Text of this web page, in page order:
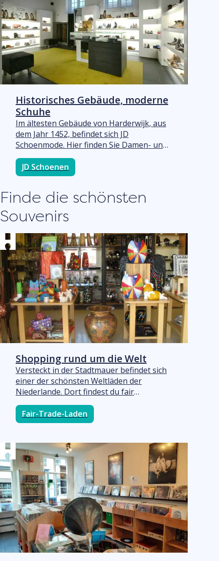
die beste Version deiner selbst wieder.
Historisches Gebäude, moderne
Schuhe
Im ältesten Gebäude von Harderwijk, aus
dem Jahr 1452, befindet sich JD
Schoenmode. Hier finden Sie Damen- und
Herrenschuhe sowie passende
Accessoires, wobei Qualität und
persönlicher Service im Vordergrund
einen Besuch zu etwas ganz Besonderem.
„Wir befinden uns im ältesten Gebäude
von Harderwijk. Schauen Sie während des
Anprobierens unbedingt auch einmal
nach oben auf unsere wunderschöne,
bemalte Holzdecke“, so Inhaber Edwin
Derks.
JD Schoenen
Finde die schönsten
Souvenirs
Shopping rund um die Welt
Versteckt in der Stadtmauer befindet sich
einer der schönsten Weltläden der
Niederlande. Dort findest du fair
hergestellte Produkte zu einem fairen
Preis für die Hersteller. Katalin sorgt für
ein einzigartiges Sortiment mit exklusiven
südafrikanischem Schmuck von starken
Frauen. „Es gibt so viele schöne Dinge,
komm doch einfach vorbei und entdecke
sie selbst.“
Fair-Trade-Laden